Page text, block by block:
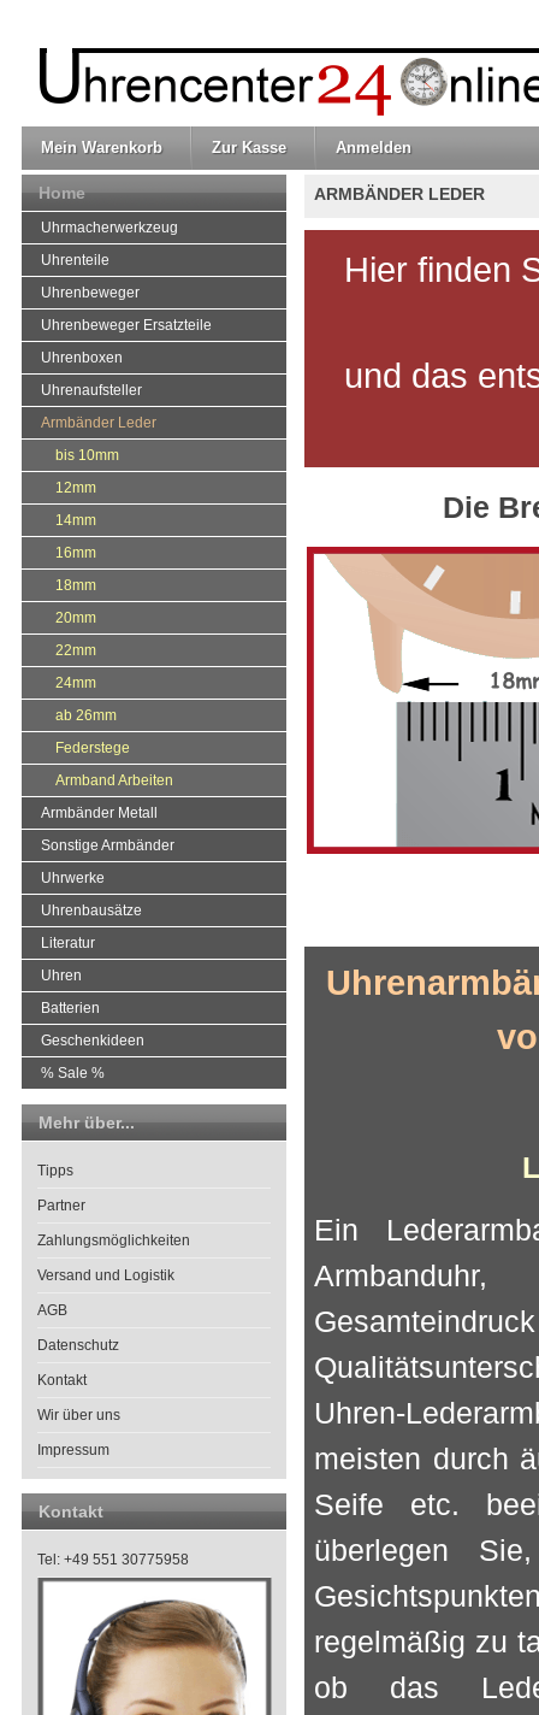
Mein Warenkorb Zur Kasse Anmelden
ARMBÄNDER LEDER
Hier finden
und das
Die
Ein
Uhren-
meisten durch
Seife etc.
überlegen
regelmäßig zu
ob das
Home
Uhrmacherwerkzeug
Uhrenteile
Uhrenbeweger
Uhrenbeweger Ersatzteile
Uhrenboxen
Uhrenaufsteller
Armbänder Leder
bis 10mm
12mm
14mm
16mm
18mm
20mm
22mm
24mm
ab 26mm
Federstege
Armband Arbeiten
Armbänder Metall
Sonstige Armbänder
Uhrwerke
Uhrenbausätze
Literatur
Uhren
Batterien
Geschenkideen
% Sale %
Mehr über...
Tipps
Partner
Zahlungsmöglichkeiten
Versand und Logistik
AGB
Datenschutz
Kontakt
Wir über uns
Impressum
Kontakt
Tel: +49 551 30775958